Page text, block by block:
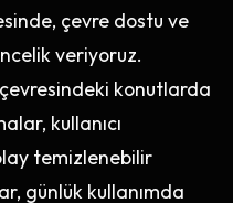
çevre dostu ve
veriyoruz.
konutlarda
kullanıcı
temizlenebilir
günlük kullanımda